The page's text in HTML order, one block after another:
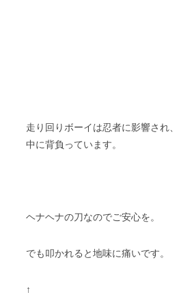
走り回りボーイは忍者に影響され
中に背負っています。
ヘナヘナの刀なのでご安心を。
でも叩かれると地味に痛いです。
↑